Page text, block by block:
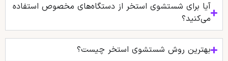
آیا برای شستشوی استخر از دستگاه‌های مخصوص استفاده
می‌کنید؟
بهترین روش شستشوی استخر چیست؟